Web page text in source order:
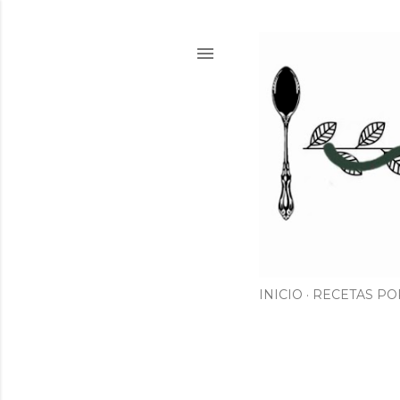
INICIO RECETAS